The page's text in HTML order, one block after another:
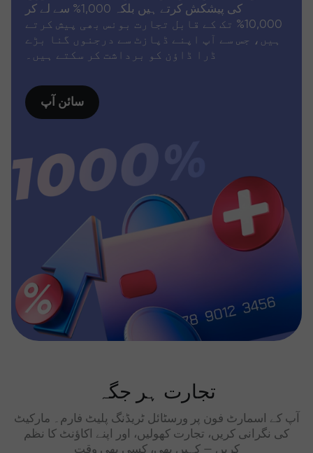
کی پیشکش کرتے ہیں بلکہ 1,000% سے لے کر
10,000% تک کے قابل تجارت بونس بھی پیش کرتے
ہیں، جس سے آپ اپنے ڈپازٹ سے درجنوں گنا بڑے
ڈرا ڈاؤن کو برداشت کر سکتے ہیں۔
سائن آپ
تجارت ہر جگہ
آپ کے اسمارٹ فون پر ورسٹائل ٹریڈنگ پلیٹ فارم۔ مارکیٹ
کی نگرانی کریں، تجارت کھولیں، اور اپنے اکاؤنٹ کا نظم
کریں — کہیں بھی، کسی بھی وقت